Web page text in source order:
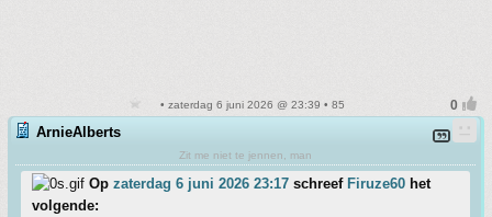
• zaterdag 6 juni 2026 @ 23:39 • 85
ArnieAlberts
Zit me niet te jennen, man
Op zaterdag 6 juni 2026 23:17 schreef Firuze60 het
volgende: